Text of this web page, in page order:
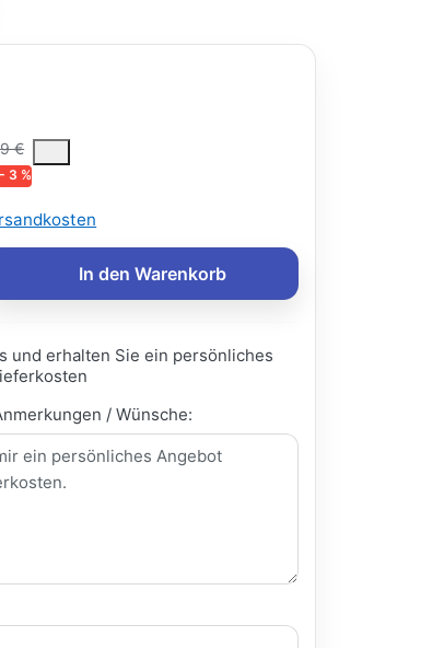
€median selling price paid by customers for a product,
3 %
In den Warenkorb
und erhalten Sie ein persönliches
/ Wünsche: